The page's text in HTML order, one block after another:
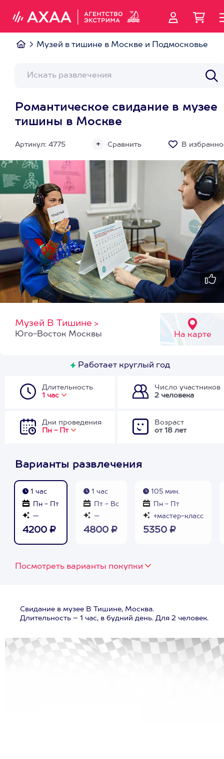
Музей в тишине в Москве и Подмосковье
Романтическое свидание в музее
тишины в Москве
Артикул: 4775 Сравнить В
Музей В Тишине >
На карте
Юго-Восток Москвы
Работает круглый год
Длительность
1 час
Число участников
2 человека
Дни проведения
Пн - Пт
Возраст
от 18 лет
Варианты развлечения
1 час
Пн - Пт
—
4200 ₽
1 час
Пт - Вс
—
4800 ₽
105 мин.
Пн - Пт
+мастер-класс
5350 ₽
Посмотреть варианты покупки
Свидание в музее В Тишине, Москва.
Длительность – 1 час, в будний день. Для 2 человек.